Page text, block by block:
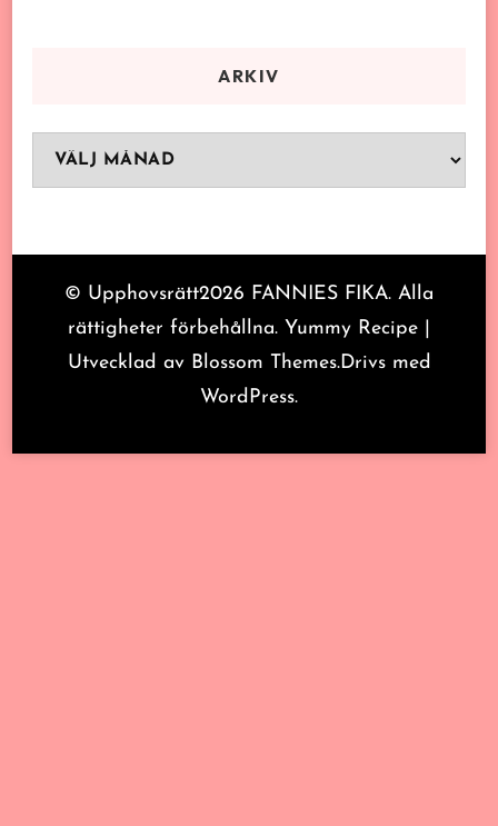
ARKIV
Arkiv
© Upphovsrätt2026 FANNIES FIKA. Alla
rättigheter förbehållna. Yummy Recipe |
Utvecklad av Blossom Themes.Drivs med
WordPress.